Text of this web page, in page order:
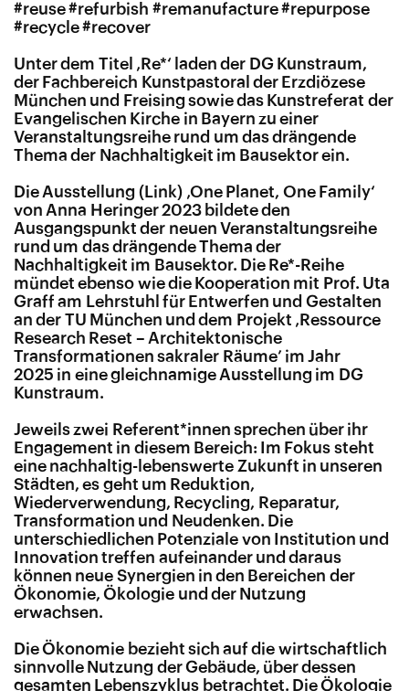
#reuse #refurbish #remanufacture #repurpose
#recycle #recover
Unter dem Titel ‚Re*‘ laden der DG Kunstraum,
der Fachbereich Kunstpastoral der Erzdiözese
München und Freising sowie das Kunstreferat der
Evangelischen Kirche in Bayern zu einer
Veranstaltungsreihe rund um das drängende
Thema der Nachhaltigkeit im Bausektor ein.
Die Ausstellung
‚One Planet, One Family‘
von Anna Heringer 2023 bildete den
Ausgangspunkt der neuen Veranstaltungsreihe
rund um das drängende Thema der
Nachhaltigkeit im Bausektor. Die Re*-Reihe
mündet ebenso wie die Kooperation mit Prof. Uta
Graff am Lehrstuhl für Entwerfen und Gestalten
an der TU München und dem Projekt ‚Ressource
Research Reset – Architektonische
Transformationen sakraler Räume’ im Jahr
2025 in eine gleichnamige Ausstellung im DG
Kunstraum.
Jeweils zwei Referent*innen sprechen über ihr
Engagement in diesem Bereich: Im Fokus steht
eine nachhaltig-lebenswerte Zukunft in unseren
Städten, es geht um Reduktion,
Wiederverwendung, Recycling, Reparatur,
Transformation und Neudenken. Die
unterschiedlichen Potenziale von Institution und
Innovation treffen aufeinander und daraus
können neue Synergien in den Bereichen der
Ökonomie, Ökologie und der Nutzung
erwachsen.
Die Ökonomie bezieht sich auf die wirtschaftlich
sinnvolle Nutzung der Gebäude, über dessen
gesamten Lebenszyklus betrachtet. Die Ökologie